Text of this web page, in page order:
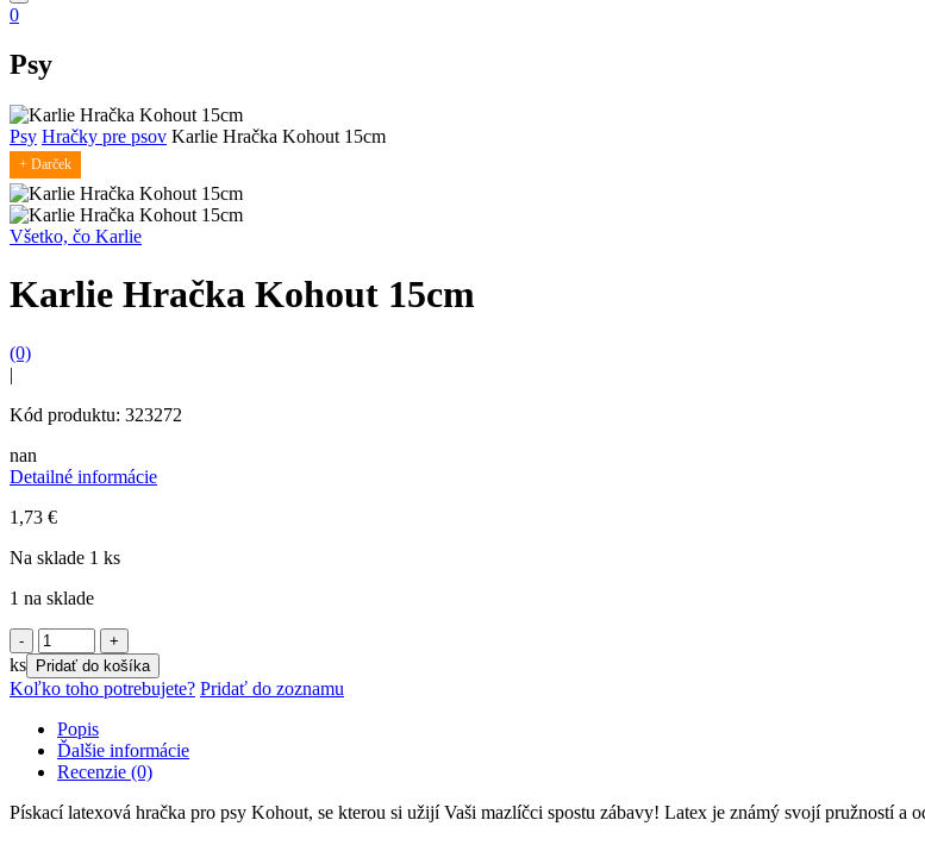
0
Psy
Psy Hračky pre psov Karlie Hračka Kohout 15cm
+ Darček
Všetko, čo Karlie
Karlie Hračka Kohout 15cm
(0)
|
Kód produktu: 323272
nan
Detailné informácie
1,73 €
Na sklade 1 ks
1 na sklade
množstvo
Karlie
Hračka
Kohout
15cm
ks Pridať do košíka
Koľko toho potrebujete? Pridať do zoznamu
Popis
Ďalšie informácie
Recenzie (0)
Pískací latexová hračka pro psy Kohout, se kterou si užijí Vaši mazlíčci spostu zábavy! Latex je známý svojí pružností a